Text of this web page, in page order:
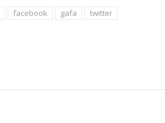
facebook gafa twitter